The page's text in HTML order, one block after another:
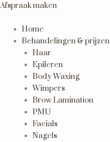
Afspraak maken
Home
Behandelingen & prijzen
Haar
Epileren
Body Waxing
Wimpers
Brow Lamination
PMU
Facials
Nagels